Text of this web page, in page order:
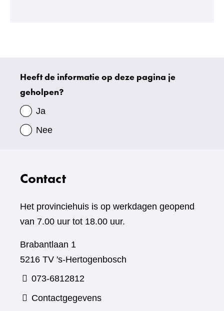
Uw
gegevens
Heeft de informatie op deze pagina je
geholpen?
Ja
Nee
Contact
Het provinciehuis is op werkdagen geopend
van 7.00 uur tot 18.00 uur.
Brabantlaan 1
5216 TV 's-Hertogenbosch
073-6812812
Contactgegevens